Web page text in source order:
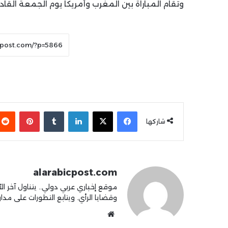
وتقام المباراة بين المغرب وأمريكا يوم الجمعة
شاركها
فيسبوك
X لينكدإن
alarabicpost.com
موقع إخباري عربي دولي.. يتناول آخر
وقضايا الرأي. ويتابع التطورات على مدار 24